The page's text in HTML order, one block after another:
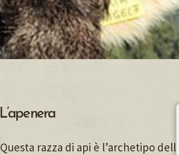
L’ape nera
Questa razza di api è l’archetipo